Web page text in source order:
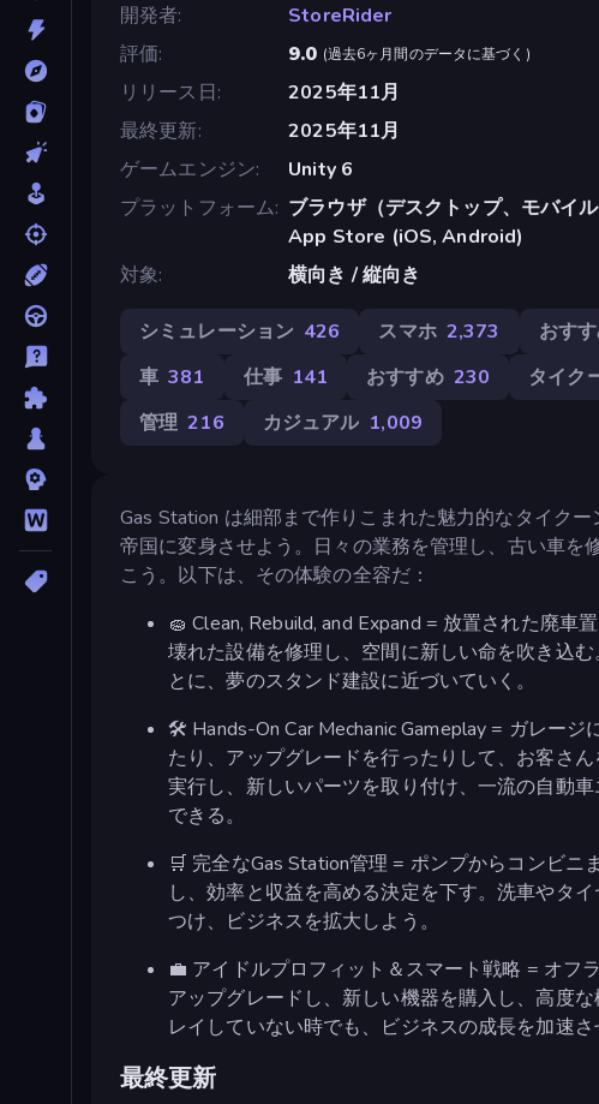
開発者
StoreRider
評価
9.0 (過去6ヶ月間のデータに基づく )
リリース日
2025年11月
最終更新
2025年11月
ゲームエンジン
Unity 6
プラットフォーム ブラウザ（デスクトップ、モバイ
App Store (iOS, Android)
対象
横向き / 縦向き
シミュレーション 426 スマホ 2,373 おす
車 381 仕事 141 おすすめ 230 タイク
管理 216 カジュアル 1,009
Gas Station は細部まで作りこまれた魅力的なタイク
帝国に変身させよう。日々の業務を管理し、古い車
こう。以下は、その体験の全容だ：
🧽 Clean, Rebuild, and Expand = 放置された廃車
壊れた設備を修理し、空間に新しい命を吹き込
とに、夢のスタンド建設に近づいていく。
🛠️ Hands-On Car Mechanic Gameplay = ガレー
たり、アップグレードを行ったりして、お客さ
実行し、新しいパーツを取り付け、一流の自動
できる。
🛒 完全なGas Station管理 = ポンプからコンビ
し、効率と収益を高める決定を下す。洗車やタ
つけ、ビジネスを拡大しよう。
💼 アイドルプロフィット＆スマート戦略 = オフ
アップグレードし、新しい機器を購入し、高度
レイしていない時でも、ビジネスの成長を加速さ
最終更新